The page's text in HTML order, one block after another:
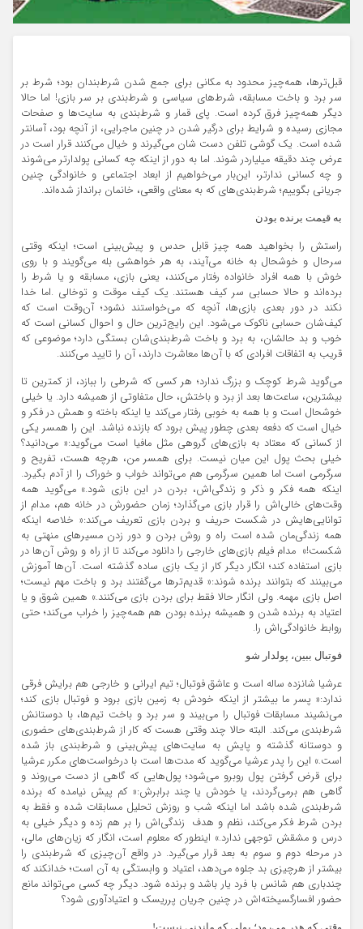
قبل‌ترها، همه‌چیز محدود به مکانی برای جمع شدن شرط‌بندان بود؛ شرط بر
سر برد و باخت مسابقه، شرط‌های سیاسی و شرط‌بندی بر سر بازی! اما حالا
دیگر همه‌چیز فرق کرده است. پای قمار و شرط‌بندی به سایت‌ها و صفحات
مجازی رسیده و شرایط برای درگیر شدن در چنین ماجرایی، از آنچه بود، آسانتر
شده است. یک گوشی تلفن دست شان می‌گیرند و خیال می‌کنند قرار است در
عرض چند دقیقه میلیاردر شوند. اما به دور از اینکه چه کسانی پولدارتر می‌شوند
و چه کسانی ندارتر، این‌بار می‌خواهیم از ابعاد اجتماعی و خانوادگی چنین
جریانی بگوییم؛ شرط‌بندی‌های که به معنای واقعی، خانمان برانداز شده‌اند.
به قیمت برنده بودن
راستش را بخواهید همه چیز قابل حدس و پیش‌بینی است؛ اینکه وقتی
سرحال و خوشحال به خانه می‌آیند، به هر خواهشی بله می‌گویند و با روی
خوش با همه افراد خانواده رفتار می‌کنند، یعنی بازی، مسابقه و یا شرط را
برده‌اند و حالا حسابی سر کیف هستند. یک کیف موقت و توخالی .اما خدا
نکند در دور بعدی بازی‌ها، آنچه که می‌خواستند نشود؛ آن‌وقت است که
کیف‌شان حسابی ناکوک می‌شود. این رایج‌ترین حال و احوال کسانی است که
خوب و بد حالشان، به برد و باخت شرط‌بندی‌شان بستگی دارد؛ موضوعی که
قریب به اتفاقات افرادی که با آن‌ها معاشرت دارند، آن را تایید می‌کنند.
می‌گوید شرط کوچک و بزرگ ندارد؛ هر کسی که شرطی را ببازد، از کمترین تا
بیشترین، ساعت‌ها بعد از برد و باختش، حال متفاوتی از همیشه دارد. یا خیلی
خوشحال است و با همه به خوبی رفتار می‌کند یا اینکه باخته و همش در فکر و
خیال است که دفعه بعدی چطور پیش برود که بازنده نباشد. این را همسر یکی
از کسانی که معتاد به بازی‌های گروهی مثل مافیا است می‌گوید:« می‌دانید؟
خیلی بحث پول این میان نیست. برای همسر من، هرچه هست، تفریح و
سرگرمی است اما همین سرگرمی هم می‌تواند خواب و خوراک را از آدم بگیرد.
اینکه همه فکر و ذکر و زندگی‌اش، بردن در این بازی شود.» می‌گوید همه
وقت‌های خالی‌اش را قرار بازی می‌گذارد؛ زمان حضورش در خانه هم، مدام از
توانایی‌هایش در شکست حریف و بردن بازی تعریف می‌کند:« خلاصه اینکه
همه زندگی‌مان شده است راه و روش بردن و دور زدن مسیرهای منهتی به
شکست!» مدام فیلم بازی‌های خارجی را دانلود می‌کند تا از راه و روش آن‌ها در
بازی استفاده کند؛ انگار دیگر کار از یک بازی ساده گذشته است. آن‌ها آموزش
می‌بینند که بتوانند برنده شوند:« قدیم‌ترها می‌گفتند برد و باخت مهم نیست؛
اصل بازی مهمه. ولی انگار حالا فقط برای بردن بازی می‌کنند.» همین شوق و یا
اعتیاد به برنده شدن و همیشه برنده بودن هم همه‌چیز را خراب می‌کند؛ حتی
روابط خانوادگی‌اش را.
فوتبال ببین، پولدار شو
عرشیا شانزده ساله است و عاشق فوتبال؛ تیم ایرانی و خارجی هم برایش فرقی
ندارد:« پسر ما بیشتر از اینکه خودش به زمین بازی برود و فوتبال بازی کند؛
می‌نشیند مسابقات فوتبال را می‌بیند و سر برد و باخت تیم‌ها، با دوستانش
شرط‌بندی می‌کند. البته حالا چند وقتی هست که کار از شرط‌بندی‌های حضوری
و دوستانه گذشته و پایش به سایت‌های پیش‌بینی و شرط‌بندی باز شده
است.» این را پدر عرشیا می‌گوید که مدت‌ها است با درخواست‌های مکرر عرشیا
برای قرض گرفتن پول روبرو می‌شود؛ پول‌هایی که گاهی از دست می‌روند و
گاهی هم برمی‌گردند، یا خودش یا چند برابرش:« کم پیش نیامده که برنده
شرط‌بندی شده باشد اما اینکه شب و روزش تحلیل مسابقات شده و فقط به
بردن شرط فکر می‌کند، نظم و هدف زندگی‌اش را بر هم زده و دیگر خیلی به
درس و مشقش توجهی ندارد.» اینطور که معلوم است، انگار که زیان‌های مالی،
در مرحله دوم و سوم به بعد قرار می‌گیرد. در واقع آن‌چیزی که شرط‌بندی را
بیشتر از هرچیزی بد جلوه می‌دهد، اعتیاد و وابستگی به آن است؛ خدانکند که
چندباری هم شانس با فرد یار باشد و برنده شود. دیگر چه کسی می‌تواند مانع
حضور افسارگسیخته‌اش در چنین جریان پرریسک و اعتیادآوری شود؟